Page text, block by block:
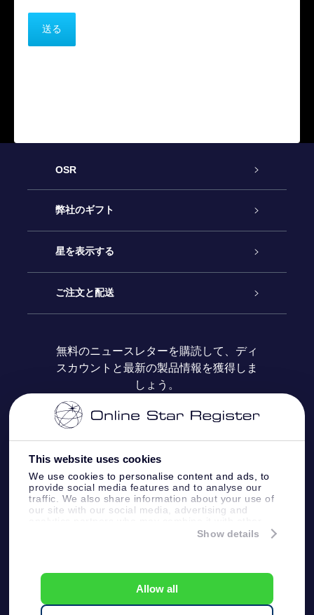
This website uses cookies
We use cookies to personalise content and ads, to
provide social media features and to analyse our
traffic. We also share information about your use of
our site with our social media, advertising and
information that you’ve provided to them or that
Show details
Allow all
OSR
カスタマーサービス
お問い合わせ
ブログ
レビュー
弊社のギフト
Online Starギフト
OSRギフトパック
OSR ギフトカード
法人ギフト
星を表示する
星の登録
カスタマイズされたStar Page
One Million Stars
OSR Starsaver
星間飛行VRアプリ
ご注文と配送
お支払いに関する情報
配送に関する情報
返品ポリシ
星座
無料のニュースレターを購読して、ディ
スカウントと最新の製品情報を獲得しま
しょう。
Customer service:help@osr.org